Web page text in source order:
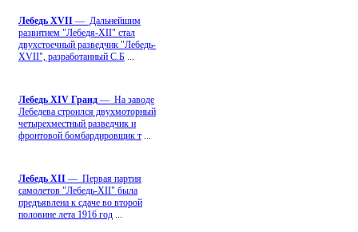
Лебедь ХVII — Дальнейшим
развитием "Лебедя-ХII" стал
двухстоечный разведчик "Лебедь-
XVII", разработанный С.Б
Лебедь ХIV Гранд — На заводе
Лебедева строился двухмоторный
четырехместный разведчик и
фронтовой бомбардировщик т
Лебедь ХII — Первая партия
самолетов "Лебедь-ХII" была
предъявлена к сдаче во второй
половине лета 1916 год